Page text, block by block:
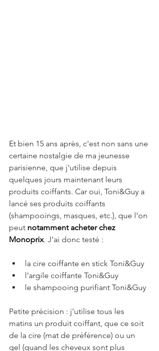
Et bien 15 ans après, c'est non sans une
certaine nostalgie de ma jeunesse
parisienne, que j'utilise depuis
quelques jours maintenant leurs
produits coiffants. Car oui, Toni&Guy a
lancé ses produits coiffants
(shampooings, masques, etc.), que l'on
peut notamment acheter chez
Monoprix. J'ai donc testé :
la cire coiffante en stick Toni&Guy
l'argile coiffante Toni&Guy
le shampooing purifiant Toni&Guy
Petite précision : j'utilise tous les
matins un produit coiffant, que ce soit
de la cire (mat de préférence) ou un
gel (quand les cheveux sont plus